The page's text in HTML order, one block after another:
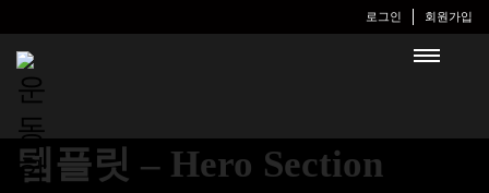
로그인 회원가입
템플릿 – Hero Section